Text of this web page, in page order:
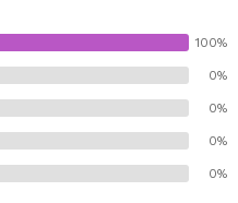
100%
0%
0%
0%
0%